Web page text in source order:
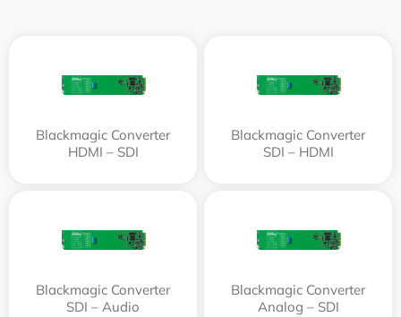
Blackmagic Converter
HDMI – SDI
Blackmagic Converter
SDI – HDMI
Blackmagic Converter
SDI – Audio
Blackmagic Converter
Analog – SDI